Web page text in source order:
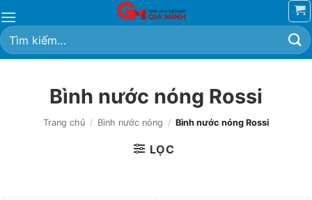
qua
nội
dung
Tìm
kiếm:
Bình nước nóng Rossi
Trang chủ / Bình nước nóng / Bình nước nóng Rossi
LỌC